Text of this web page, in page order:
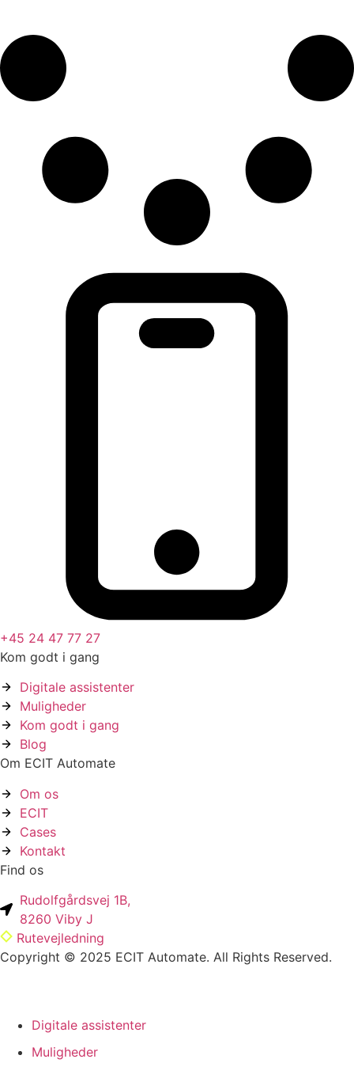
+45 24 47 77 27
Kom godt i gang
Digitale assistenter
Muligheder
Kom godt i gang
Blog
Om ECIT Automate
Om os
ECIT
Cases
Kontakt
Find os
Rudolfgårdsvej 1B,
8260 Viby J
Rutevejledning
Copyright © 2025 ECIT Automate. All Rights Reserved.
Digitale assistenter
Muligheder